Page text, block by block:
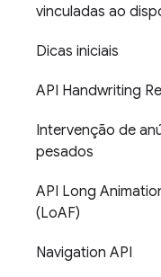
vinculadas ao
Dicas iniciais
API Handwriting
Intervenção de
pesados
API Long
(LoAF)
Navigation API